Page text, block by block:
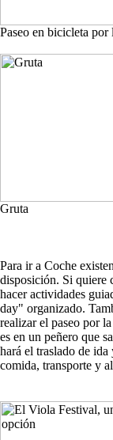
Paseo en bicicleta por
Gruta
Para ir a Coche
disposición. Si quiere
hacer actividades
day" organizado.
realizar el paseo por
es en un peñero que
hará el traslado de
comida, transporte y